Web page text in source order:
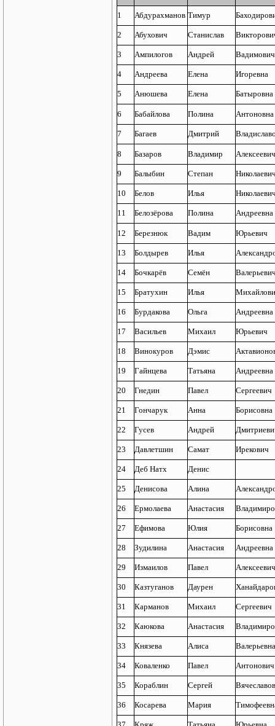
1 Абдурахманов Тимур
2 Абухович Станислав
3 Ампилогов Андрей Вадимович
4 Андреева Елена Игоревна
5 Анюшева Елена Батыровна
6 Бабайлова Полина Антоновна
7 Багаев Дмитрий
8 Базаров Владимир Алексеевич
9 Балыбин Степан
10 Белов Илья
11 Белозёрова Полина Андреевна
12 Березнюк Вадим Юрьевич
13 Болдырев Илья
14 Бочкарёв Семён
15 Братухин Илья
16 Бурдакова Ольга Андреевна
17 Васильев Михаил Юрьевич
18 Винокуров Дэмис
19 Гайнцева Татьяна Андреевна
20 Гнедин Павел Сергеевич
21 Гончарук Анна Борисовна
22 Гусев Андрей
23 Давлетшин Самат Ирекович
24 Деб Натх Денис
25 Денисова Алина
26 Ермолаева Анастасия
27 Ефимова Юлия Борисовна
28 Зудилина Анастасия Андреевна
29 Измаилов Павел Алексеевич
30 Казтуганов Даурен
31 Карманов Михаил Сергеевич
32 Каюкова Анастасия
33 Князева Алиса Валерьевна
34 Коваленко Павел Антонович
35 Кораблин Сергей
36 Косарева Мария